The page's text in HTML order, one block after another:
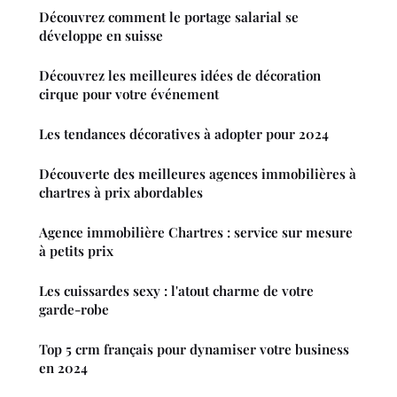
Découvrez comment le portage salarial se
développe en suisse
Découvrez les meilleures idées de décoration
cirque pour votre événement
Les tendances décoratives à adopter pour 2024
Découverte des meilleures agences immobilières à
chartres à prix abordables
Agence immobilière Chartres : service sur mesure
à petits prix
Les cuissardes sexy : l'atout charme de votre
garde-robe
Top 5 crm français pour dynamiser votre business
en 2024